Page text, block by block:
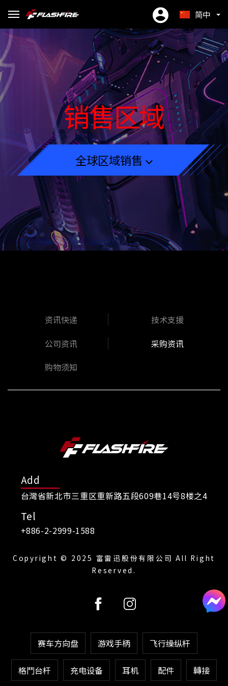
简中
繁中
EN
ES
销售区域
全球区域销售
资讯快递
技术支援
公司资讯
采购资讯
购物须知
Add
台灣省新北市三重区重新路五段609巷14号8楼之4
Tel
+886-2-2999-1588
Copyright © 2025 富雷迅股份有限公司 All Right
Reserved.
赛车方向盘 游戏手柄 飞行缲纵杆
格鬥台杆 充电设备 耳机 配件 轉接